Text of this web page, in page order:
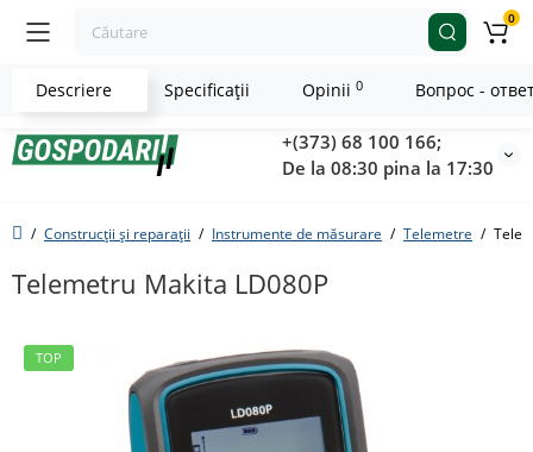
+(373) 68 100 166;
De la 08:30 pina la 17:30
0
Construcții și reparații Instrumente de măsurare Telemetre
Telemetru Makita LD080P
TOP
Descriere Specificaţii Opinii 0 Вопрос -